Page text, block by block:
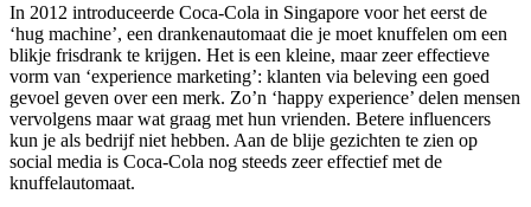
In 2012 introduceerde Coca-Cola in Singapore voor het eerst de
‘hug machine’, een drankenautomaat die je moet knuffelen om een
blikje frisdrank te krijgen. Het is een kleine, maar zeer effectieve
vorm van ‘experience marketing’: klanten via beleving een goed
gevoel geven over een merk. Zo’n ‘happy experience’ delen mensen
vervolgens maar wat graag met hun vrienden. Betere influencers
kun je als bedrijf niet hebben. Aan de blije gezichten te zien op
social media is Coca-Cola nog steeds zeer effectief met de
knuffelautomaat.